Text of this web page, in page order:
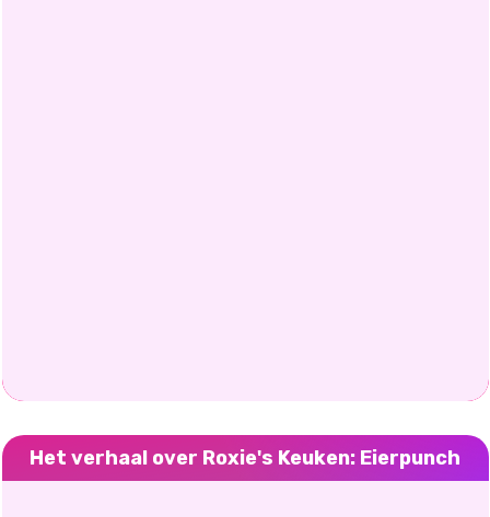
Het verhaal over Roxie's Keuken: Eierpunch